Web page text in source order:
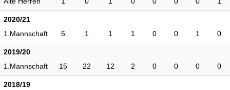
2020/21
1.Mannschaft
5 1 1 1 0 0 1 0
2019/20
1.Mannschaft
15 22 12 2 0 0 0 0
2018/19